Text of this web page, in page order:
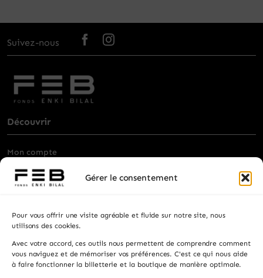
Gérer le consentement
Pour vous offrir une visite agréable et fluide sur notre site, nous
utilisons des cookies.
Avec votre accord, ces outils nous permettent de comprendre comment
vous naviguez et de mémoriser vos préférences. C'est ce qui nous aide
à faire fonctionner la billetterie et la boutique de manière optimale.
Suivez-nous
Découvrir
Mon compte
Billetterie
Privatisation
Contacts
Recevez les actualités, la programmation et les